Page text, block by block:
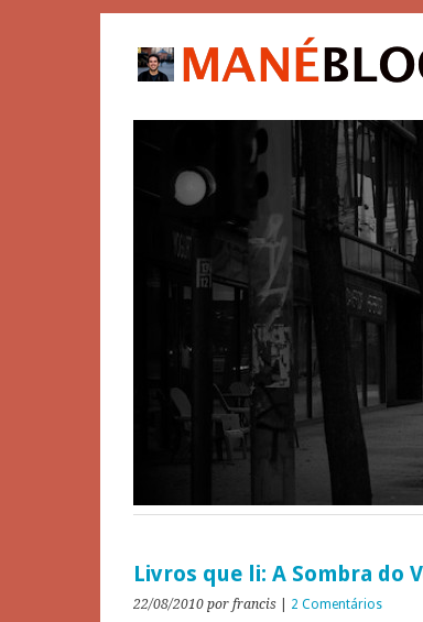
Livros que li: A Sombra do
22/08/2010 por francis 2 Comentários